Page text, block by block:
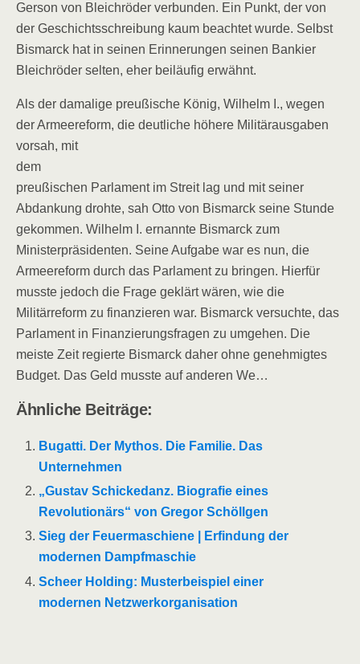
Gerson von Bleichröder verbunden. Ein Punkt, der von
der Geschichtsschreibung kaum beachtet wurde. Selbst
Bismarck hat in seinen Erinnerungen seinen Bankier
Bleichröder selten, eher beiläufig erwähnt.
Als der damalige preußische König, Wilhelm I., wegen
der Armeereform, die deutliche höhere Militärausgaben
vorsah, mit
dem
preußischen Parlament im Streit lag und mit seiner
Abdankung drohte, sah Otto von Bismarck seine Stunde
gekommen. Wilhelm I. ernannte Bismarck zum
Ministerpräsidenten. Seine Aufgabe war es nun, die
Armeereform durch das Parlament zu bringen. Hierfür
musste jedoch die Frage geklärt wären, wie die
Militärreform zu finanzieren war. Bismarck versuchte, das
Parlament in Finanzierungsfragen zu umgehen. Die
meiste Zeit regierte Bismarck daher ohne genehmigtes
Budget. Das Geld musste auf anderen We…
Ähnliche Beiträge:
Bugatti. Der Mythos. Die Familie. Das
Unternehmen
„Gustav Schickedanz. Biografie eines
Revolutionärs“ von Gregor Schöllgen
Sieg der Feuermaschiene | Erfindung der
modernen Dampfmaschie
Scheer Holding: Musterbeispiel einer
modernen Netzwerkorganisation